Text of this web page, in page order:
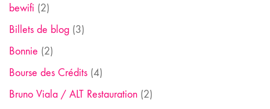
bewifi (2)
Billets de blog (3)
Bonnie (2)
Bourse des Crédits (4)
Bruno Viala / ALT Restauration (2)